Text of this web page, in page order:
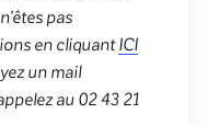
pas
en cliquantICI
un mail
au 02 43 21